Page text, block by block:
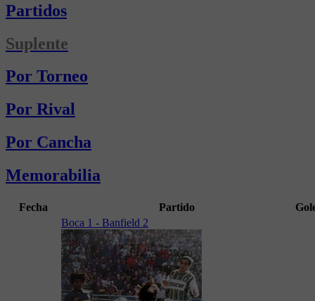
Partidos
Suplente
Por Torneo
Por Rival
Por Cancha
Memorabilia
Fecha Partido
Boca 1 - Banfield 2